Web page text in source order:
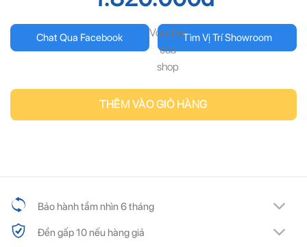
Chat Qua Facebook Tìm Vị Trí Showroom
Voucher
của
shop
THÊM VÀO GIỎ HÀNG
Bảo hành tầm nhìn 6 tháng
Đền gấp 10 nếu hàng giả